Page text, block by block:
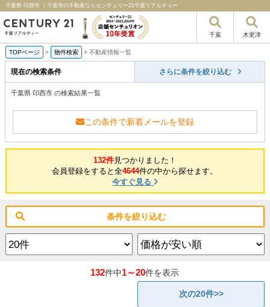
千葉県 印西市 ｜千葉市の不動産ならセンチュリー21千葉リアルティー
千葉 木更津
TOPページ > 物件検索 > 不動産情報一覧
現在の検索条件 さらに条件を絞り込む
千葉県 印西市 の検索結果一覧
この条件で新着メールを登録
132件見つかりました！
会員登録をすると全4644件の中から探せます。
今すぐ見る
条件を絞り込む
132件中1～20件を表示
次の20件>>